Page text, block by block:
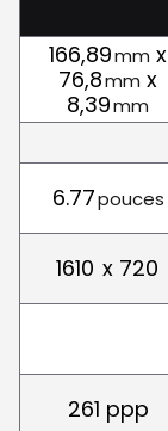
166,89mm x
76,8mm x
8,39mm
6.77pouces
1610 x 720
261 ppp